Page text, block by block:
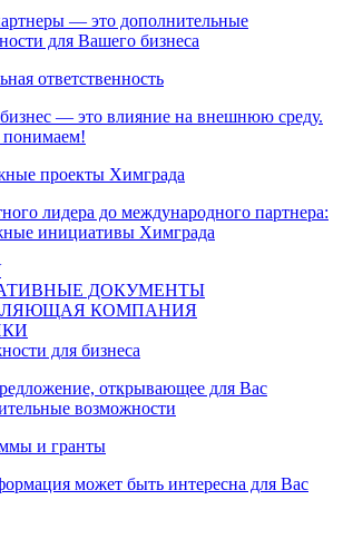
— это дополнительные
для Вашего бизнеса
ответственность
— это влияние на внешнюю среду.
проекты Химграда
лидера до международного партнера:
инициативы Химграда
ДОКУМЕНТЫ
КОМПАНИЯ
для бизнеса
открывающее для Вас
возможности
и гранты
может быть интересна для Вас